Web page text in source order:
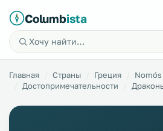
Columbista
Главная Страны Греция
Достопримечательности